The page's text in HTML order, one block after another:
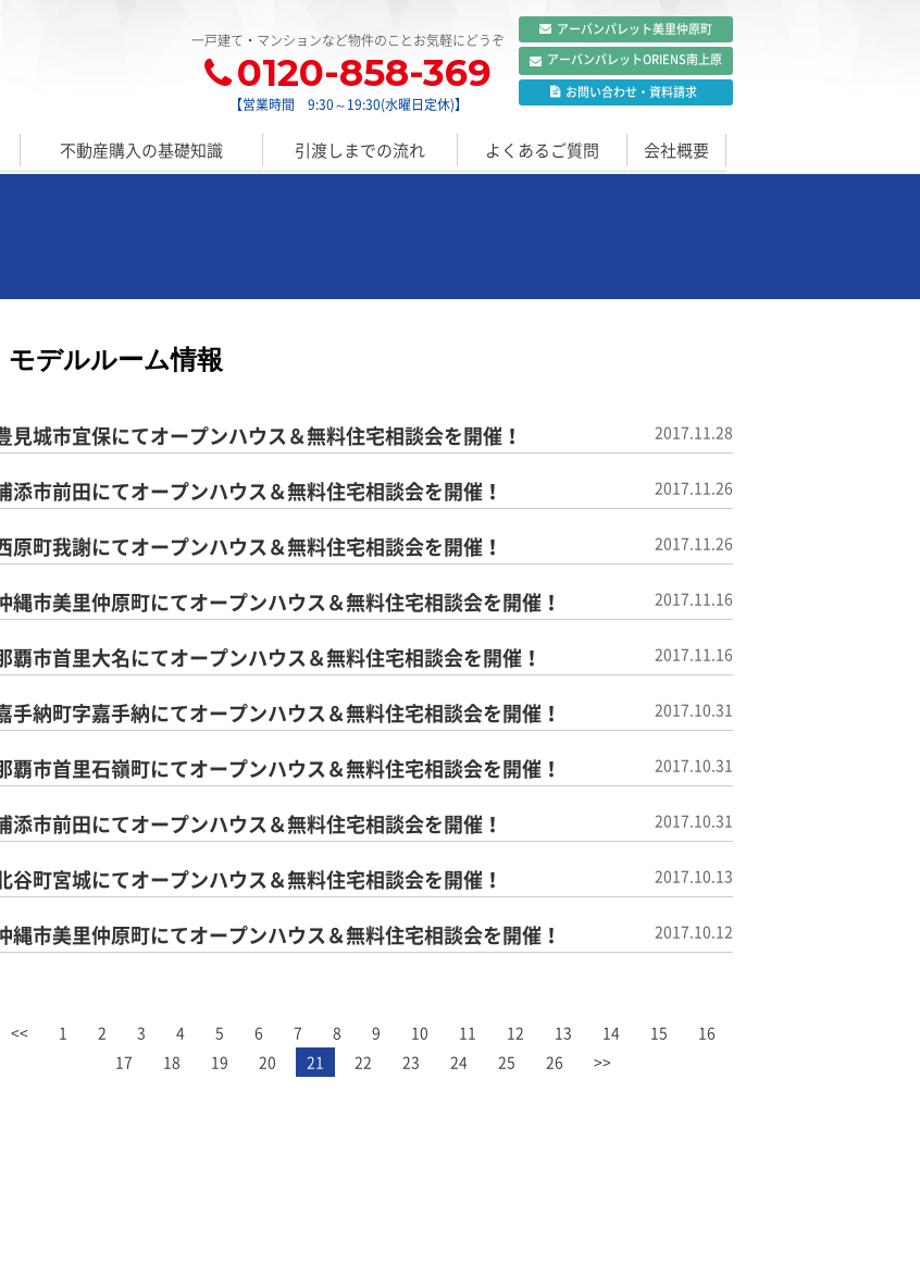
一戸建て・マンションなど物件のことお気軽にどうぞ
0120-858-369
【営業時間 9:30～19:30(水曜日定休)】
アーバンパレット美里仲原町
アーバンパレットORIENS南上原
お問い合わせ ・ 資料請求
不動産購入の基礎知識 引渡しまでの流れ よくあるご質問 会社概要
モデルルーム情報
見城市宜保にてオープンハウス＆無料住宅相談会を開催！ 2017.11.28
添市前田にてオープンハウス＆無料住宅相談会を開催！ 2017.11.26
原町我謝にてオープンハウス＆無料住宅相談会を開催！ 2017.11.26
縄市美里仲原町にてオープンハウス＆無料住宅相談会を開催！ 2017.11.16
覇市首里大名にてオープンハウス＆無料住宅相談会を開催！ 2017.11.16
手納町字嘉手納にてオープンハウス＆無料住宅相談会を開催！ 2017.10.31
覇市首里石嶺町にてオープンハウス＆無料住宅相談会を開催！ 2017.10.31
添市前田にてオープンハウス＆無料住宅相談会を開催！ 2017.10.31
谷町宮城にてオープンハウス＆無料住宅相談会を開催！ 2017.10.13
縄市美里仲原町にてオープンハウス＆無料住宅相談会を開催！ 2017.10.12
<< 1 2 3 4 5 6 7 8 9 10 11 12 13 14 15
16
17
18 19 20 21 22 23 24 25 26 >>